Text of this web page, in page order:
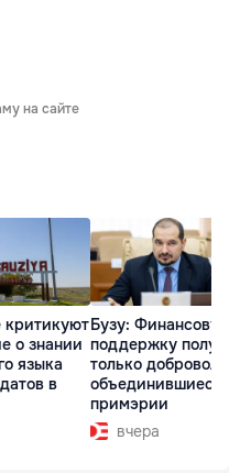
на сайте
критикуют
о знании
языка
в
Бузу:
поддержку
только
объединившиеся
примэрии
вчера